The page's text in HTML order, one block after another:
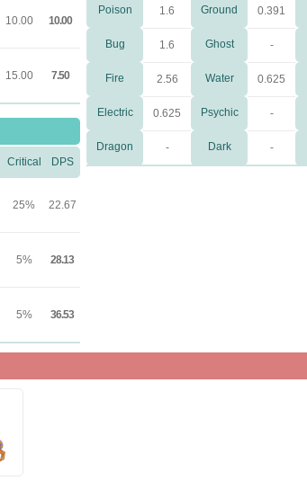
10.00 10.00
15.00 7.50
Critical DPS
25% 22.67
5% 28.13
5% 36.53
Poison 1.6 Ground 0.391
Bug 1.6 Ghost -
Fire 2.56 Water 0.625
Electric 0.625 Psychic -
Dragon - Dark -